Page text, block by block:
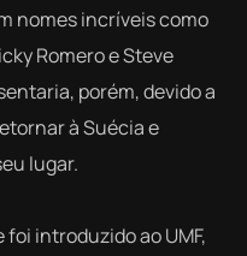
nomes incríveis como
Romero e Steve
porém, devido a
à Suécia e
lugar.
introduzido ao UMF,